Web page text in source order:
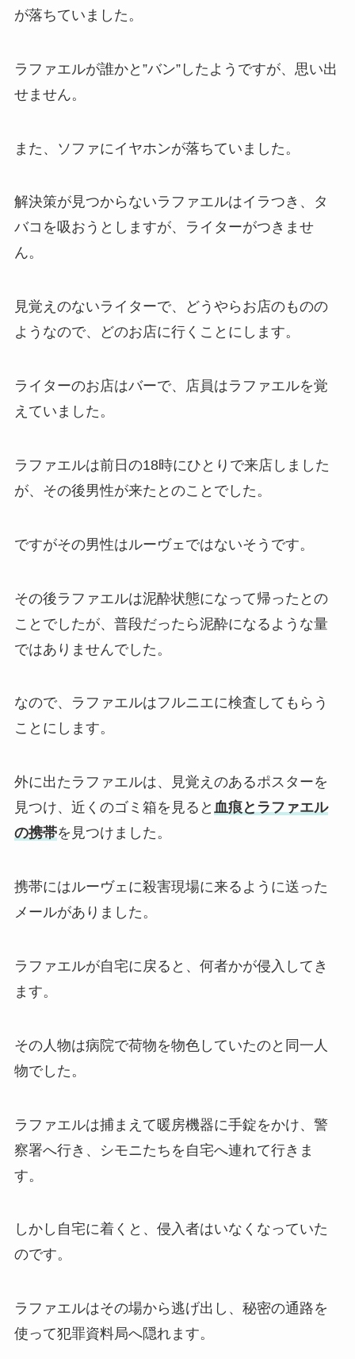
が落ちていました。
ラファエルが誰かと”バン”したようですが、思い出
せません。
また、ソファにイヤホンが落ちていました。
解決策が見つからないラファエルはイラつき、タ
バコを吸おうとしますが、ライターがつきませ
ん。
見覚えのないライターで、どうやらお店のものの
ようなので、どのお店に行くことにします。
ライターのお店はバーで、店員はラファエルを覚
えていました。
ラファエルは前日の18時にひとりで来店しました
が、その後男性が来たとのことでした。
ですがその男性はルーヴェではないそうです。
その後ラファエルは泥酔状態になって帰ったとの
ことでしたが、普段だったら泥酔になるような量
ではありませんでした。
なので、ラファエルはフルニエに検査してもらう
ことにします。
外に出たラファエルは、見覚えのあるポスターを
見つけ、近くのゴミ箱を見ると 血痕とラファエル
の携帯を見つけました。
携帯にはルーヴェに殺害現場に来るように送った
メールがありました。
ラファエルが自宅に戻ると、何者かが侵入してき
ます。
その人物は病院で荷物を物色していたのと同一人
物でした。
ラファエルは捕まえて暖房機器に手錠をかけ、警
察署へ行き、シモニたちを自宅へ連れて行きま
す。
しかし自宅に着くと、侵入者はいなくなっていた
のです。
ラファエルはその場から逃げ出し、秘密の通路を
使って犯罪資料局へ隠れます。